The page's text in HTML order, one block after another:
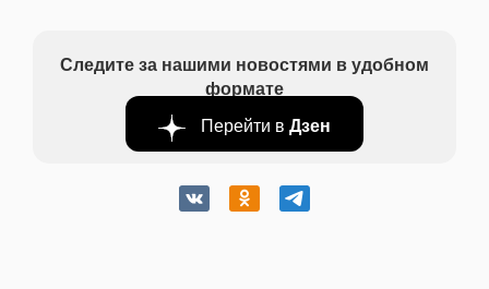
Следите за нашими новостями в удобном
формате
Перейти в Дзен